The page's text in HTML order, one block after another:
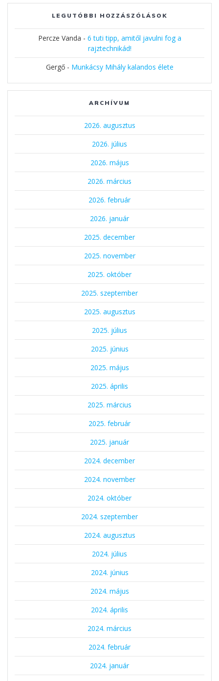
LEGUTÓBBI HOZZÁSZÓLÁSOK
Percze Vanda - 6 tuti tipp, amitől javulni fog a
rajztechnikád!
Gergő- Munkácsy Mihály kalandos élete
ARCHÍVUM
2026. augusztus
2026. július
2026. május
2026. március
2026. február
2026. január
2025. december
2025. november
2025. október
2025. szeptember
2025. augusztus
2025. július
2025. június
2025. május
2025. április
2025. március
2025. február
2025. január
2024. december
2024. november
2024. október
2024. szeptember
2024. augusztus
2024. július
2024. június
2024. május
2024. április
2024. március
2024. február
2024. január